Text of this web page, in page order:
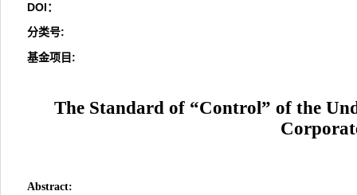
DOI：
分类号:
基金项目:
The Standard of “Control” of the
Abstract: